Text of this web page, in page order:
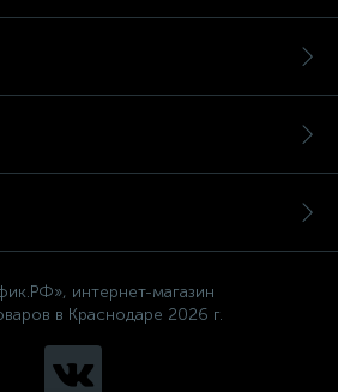
интернет-магазин
в Краснодаре 2026 г.